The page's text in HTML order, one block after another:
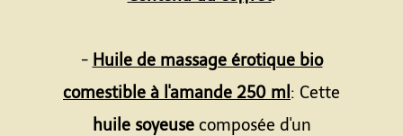
- Huile de massage érotique bio
comestible à l'amande 250 ml : Cette
huile soyeusecomposée d'un